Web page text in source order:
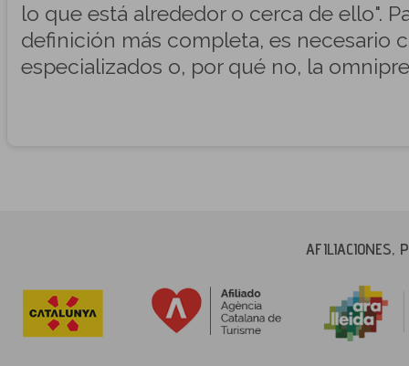
lo que está alrededor o cerca de ello".
definición más completa, es necesario
especializados o, por qué no, la
AFILIACIONES,